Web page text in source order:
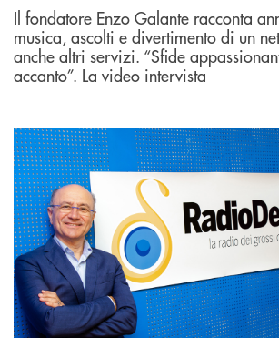
Il fondatore Enzo Galante racconta
musica, ascolti e divertimento di un
anche altri servizi. “Sfide
accanto”. La video intervista